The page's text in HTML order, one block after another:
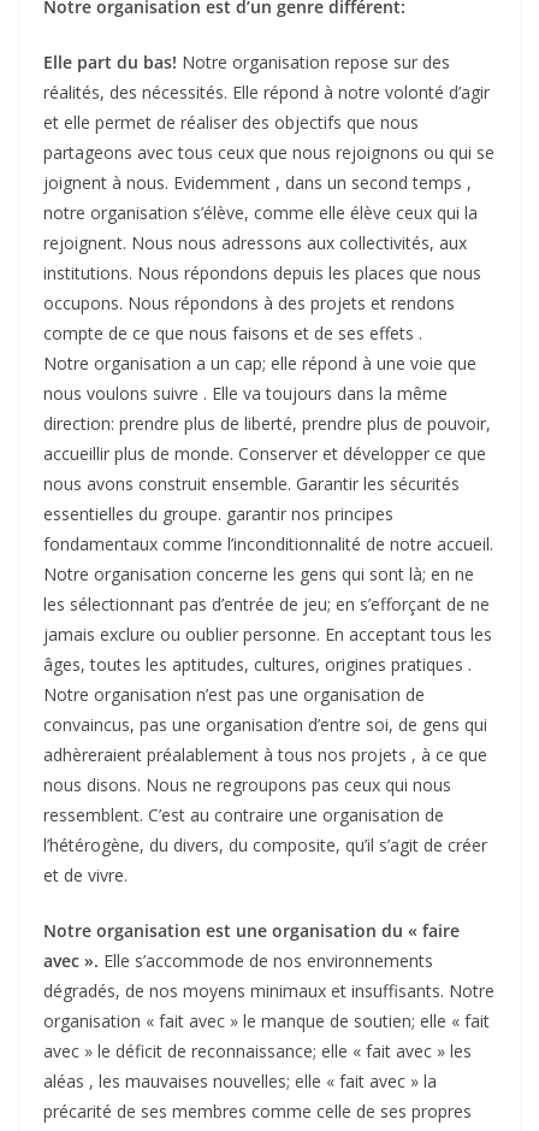
Notre organisation est d’un genre différent:
Elle part du bas! Notre organisation repose sur des
réalités, des nécessités. Elle répond à notre volonté d’agir
et elle permet de réaliser des objectifs que nous
partageons avec tous ceux que nous rejoignons ou qui se
joignent à nous. Evidemment , dans un second temps ,
notre organisation s’élève, comme elle élève ceux qui la
rejoignent. Nous nous adressons aux collectivités, aux
institutions. Nous répondons depuis les places que nous
occupons. Nous répondons à des projets et rendons
compte de ce que nous faisons et de ses effets .
Notre organisation a un cap; elle répond à une voie que
nous voulons suivre . Elle va toujours dans la même
direction: prendre plus de liberté, prendre plus de pouvoir,
accueillir plus de monde. Conserver et développer ce que
nous avons construit ensemble. Garantir les sécurités
essentielles du groupe. garantir nos principes
fondamentaux comme l’inconditionnalité de notre accueil.
Notre organisation concerne les gens qui sont là; en ne
les sélectionnant pas d’entrée de jeu; en s’efforçant de ne
jamais exclure ou oublier personne. En acceptant tous les
âges, toutes les aptitudes, cultures, origines pratiques .
Notre organisation n’est pas une organisation de
convaincus, pas une organisation d’entre soi, de gens qui
adhèreraient préalablement à tous nos projets , à ce que
nous disons. Nous ne regroupons pas ceux qui nous
ressemblent. C’est au contraire une organisation de
l’hétérogène, du divers, du composite, qu’il s’agit de créer
et de vivre.
Notre organisation est une organisation du « faire
avec ». Elle s’accommode de nos environnements
dégradés, de nos moyens minimaux et insuffisants. Notre
organisation « fait avec » le manque de soutien; elle « fait
avec » le déficit de reconnaissance; elle « fait avec » les
aléas , les mauvaises nouvelles; elle « fait avec » la
précarité de ses membres comme celle de ses propres